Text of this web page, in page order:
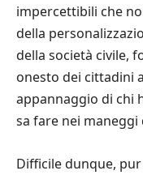
impercettibili che
della
della società civile,
onesto dei cittadini
appannaggio di chi
sa fare nei
Difficile dunque,